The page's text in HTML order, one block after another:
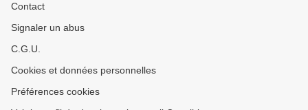
Contact
Signaler un abus
C.G.U.
Cookies et données personnelles
Préférences cookies